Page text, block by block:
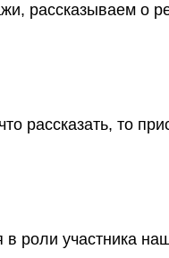
рассказываем о
рассказать, то
в роли участника